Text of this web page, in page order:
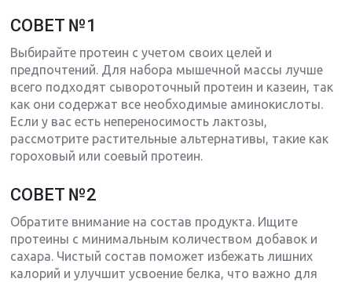
СОВЕТ №1
Выбирайте протеин с учетом своих целей и
предпочтений. Для набора мышечной массы лучше
всего подходят сывороточный протеин и казеин, так
как они содержат все необходимые аминокислоты.
Если у вас есть непереносимость лактозы,
рассмотрите растительные альтернативы, такие как
гороховый или соевый протеин.
СОВЕТ №2
Обратите внимание на состав продукта. Ищите
протеины с минимальным количеством добавок и
сахара. Чистый состав поможет избежать лишних
калорий и улучшит усвоение белка, что важно для